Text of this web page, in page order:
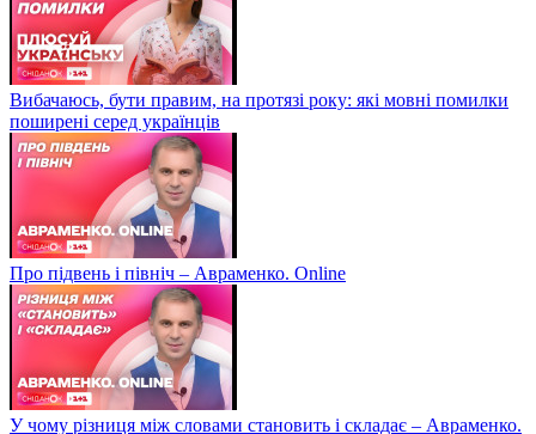
Вибачаюсь, бути правим, на протязі року: які мовні помилки
поширені серед українців
Про підвень і північ – Авраменко. Online
У чому різниця між словами становить і складає – Авраменко.